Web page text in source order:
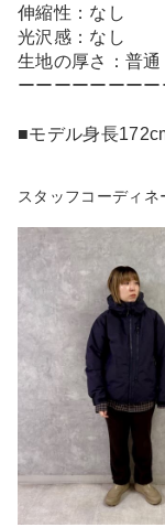
伸縮性：なし
光沢感：なし
生地の厚さ：普通
ーーーーーーー
■モデル身長
スタッフコーディネ